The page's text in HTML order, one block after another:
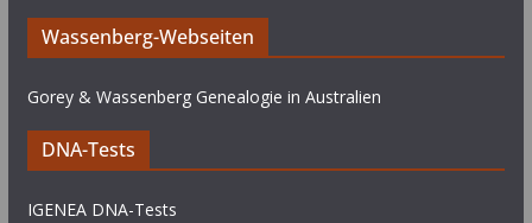
Wassenberg-Webseiten
Gorey & Wassenberg Genealogie in Australien
DNA-Tests
IGENEA DNA-Tests